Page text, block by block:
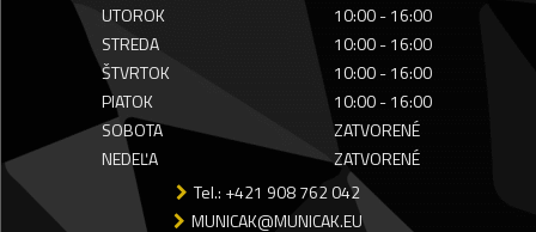
UTOROK
10:00 - 16:00
STREDA
10:00 - 16:00
ŠTVRTOK
10:00 - 16:00
PIATOK
10:00 - 16:00
SOBOTA
ZATVORENÉ
NEDEĽA
ZATVORENÉ
Tel.: +421 908 762 042
MUNICAK@MUNICAK.EU